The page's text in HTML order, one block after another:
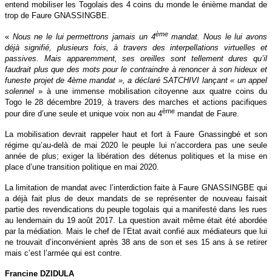
entend mobiliser les Togolais des 4 coins du monde le énième mandat de
trop de Faure GNASSINGBE.
« Nous ne le lui permettrons jamais un 4èmemandat. Nous le lui avons
déjà signifié, plusieurs fois, à travers des interpellations virtuelles et
passives. Mais apparemment, ses oreilles sont tellement dures qu’il
faudrait plus que des mots pour le contraindre à renoncer à son hideux et
funeste projet de 4ème mandat », a déclaré SATCHIVI lançant « un appel
solennel » à une immense mobilisation citoyenne aux quatre coins du
Togo le 28 décembre 2019, à travers des marches et actions pacifiques
pour dire d’une seule et unique voix non au 4ème mandat de Faure.
La mobilisation devrait rappeler haut et fort à Faure Gnassingbé et son
régime qu’au-delà de mai 2020 le peuple lui n’accordera pas une seule
année de plus; exiger la libération des détenus politiques et la mise en
place d’une transition politique en mai 2020.
La limitation de mandat avec l’interdiction faite à Faure GNASSINGBE qui
a déjà fait plus de deux mandats de se représenter de nouveau faisait
partie des revendications du peuple togolais qui a manifesté dans les rues
au lendemain du 19 août 2017. La question avait même était été abordée
par la médiation. Mais le chef de l’Etat avait confié aux médiateurs que lui
ne trouvait d’inconvénient après 38 ans de son et ses 15 ans à se retirer
mais c’est l’armée qui est contre.
Francine DZIDULA